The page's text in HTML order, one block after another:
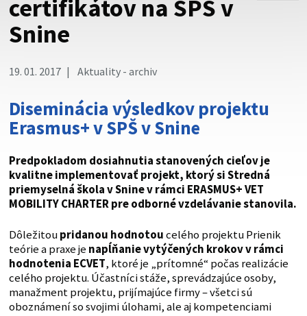
Buďte pozorní a vždy sa uistite, že zdieľate informácie iba
cez zabezpečenú webovú stránku. Zabezpečená stránka
certifikátov na SPŠ v
Snine
19. 01. 2017 Aktuality - archiv
Diseminácia výsledkov projektu
Erasmus+ v SPŠ v Snine
Predpokladom dosiahnutia stanovených cieľov je
kvalitne implementovať projekt, ktorý si Stredná
priemyselná škola v Snine v rámci ERASMUS+ VET
MOBILITY CHARTER pre odborné vzdelávanie stanovila.
Dôležitoupridanou hodnotoucelého projektu Prienik
teórie a praxe je napĺňanie vytýčených krokov v rámci
hodnotenia ECVET, ktoré je „prítomné“ počas realizácie
celého projektu. Účastníci stáže, sprevádzajúce osoby,
manažment projektu, prijímajúce firmy – všetci sú
oboznámení so svojimi úlohami, ale aj kompetenciami